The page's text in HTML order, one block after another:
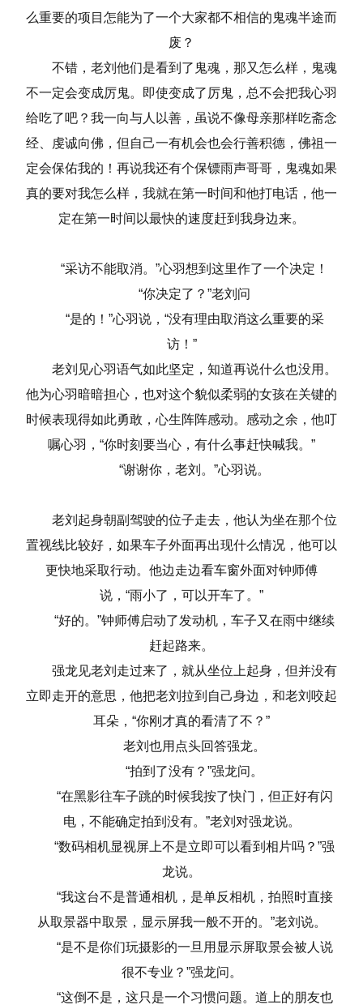
么重要的项目怎能为了一个大家都不相信的鬼魂半途而
废？
不错，老刘他们是看到了鬼魂，那又怎么样，鬼魂
不一定会变成厉鬼。即使变成了厉鬼，总不会把我心羽
给吃了吧？我一向与人以善，虽说不像母亲那样吃斋念
经、虔诚向佛，但自己一有机会也会行善积德，佛祖一
定会保佑我的！再说我还有个保镖雨声哥哥，鬼魂如果
真的要对我怎么样，我就在第一时间和他打电话，他一
定在第一时间以最快的速度赶到我身边来。
“采访不能取消。”心羽想到这里作了一个决定！
“你决定了？”老刘问
“是的！”心羽说，“没有理由取消这么重要的采
访！”
老刘见心羽语气如此坚定，知道再说什么也没用。
他为心羽暗暗担心，也对这个貌似柔弱的女孩在关键的
时候表现得如此勇敢，心生阵阵感动。感动之余，他叮
嘱心羽，“你时刻要当心，有什么事赶快喊我。”
“谢谢你，老刘。”心羽说。
老刘起身朝副驾驶的位子走去，他认为坐在那个位
置视线比较好，如果车子外面再出现什么情况，他可以
更快地采取行动。他边走边看车窗外面对钟师傅
说，“雨小了，可以开车了。”
“好的。”钟师傅启动了发动机，车子又在雨中继续
赶起路来。
强龙见老刘走过来了，就从坐位上起身，但并没有
立即走开的意思，他把老刘拉到自己身边，和老刘咬起
耳朵，“你刚才真的看清了不？”
老刘也用点头回答强龙。
“拍到了没有？”强龙问。
“在黑影往车子跳的时候我按了快门，但正好有闪
电，不能确定拍到没有。”老刘对强龙说。
“数码相机显视屏上不是立即可以看到相片吗？”强
龙说。
“我这台不是普通相机，是单反相机，拍照时直接
从取景器中取景，显示屏我一般不开的。”老刘说。
“是不是你们玩摄影的一旦用显示屏取景会被人说
很不专业？”强龙问。
“这倒不是，这只是一个习惯问题。道上的朋友也